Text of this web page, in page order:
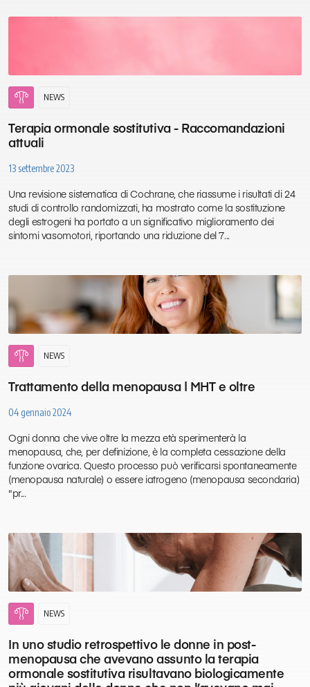
gynecology NEWS
Terapia ormonale sostitutiva - Raccomandazioni
attuali
13 settembre 2023
Una revisione sistematica di Cochrane, che riassume i risultati di 24
studi di controllo randomizzati, ha mostrato come la sostituzione
degli estrogeni ha portato a un significativo miglioramento dei
sintomi vasomotori, riportando una riduzione del 7...
gynecology NEWS
Trattamento della menopausa | MHT e oltre
04 gennaio 2024
Ogni donna che vive oltre la mezza età sperimenterà la
menopausa, che, per definizione, è la completa cessazione della
funzione ovarica. Questo processo può verificarsi spontaneamente
(menopausa naturale) o essere iatrogeno (menopausa secondaria)
"pr...
gynecology NEWS
In uno studio retrospettivo le donne in post-
menopausa che avevano assunto la terapia
ormonale sostitutiva risultavano biologicamente